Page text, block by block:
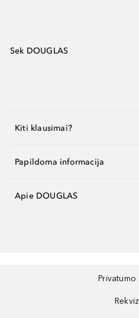
Sek DOUGLAS
Kiti klausimai?
Papildoma informacija
Apie DOUGLAS